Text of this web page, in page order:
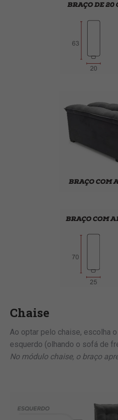
Chaise
Ao optar pelo chaise, escolha
esquerdo (olhando o sofá de
No módulo chaise, o braço